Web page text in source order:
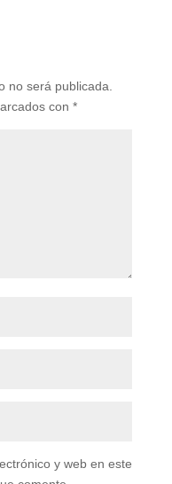
no será publicada.
con *
y web en este